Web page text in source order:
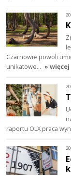
Czarnowie powoli
unikatowe… » więcej
raportu OLX praca